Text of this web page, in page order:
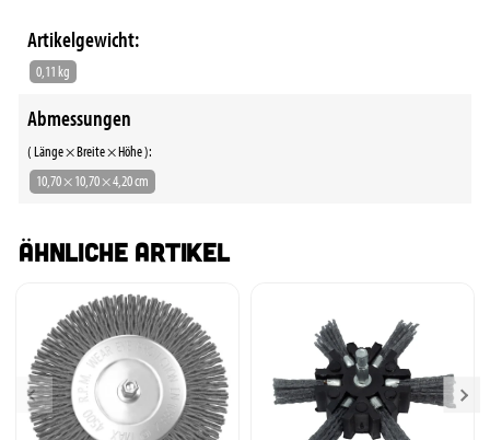
Artikelgewicht:
0,11 kg
Abmessungen
( Länge × Breite × Höhe ):
10,70 × 10,70 × 4,20 cm
Ähnliche Artikel